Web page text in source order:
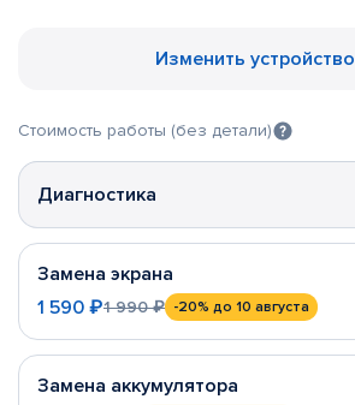
Изменить устройство
Стоимость работы (без детали)
Диагностика
Замена экрана
1 590 ₽1 990 ₽ -20% до 10 августа
Замена аккумулятора